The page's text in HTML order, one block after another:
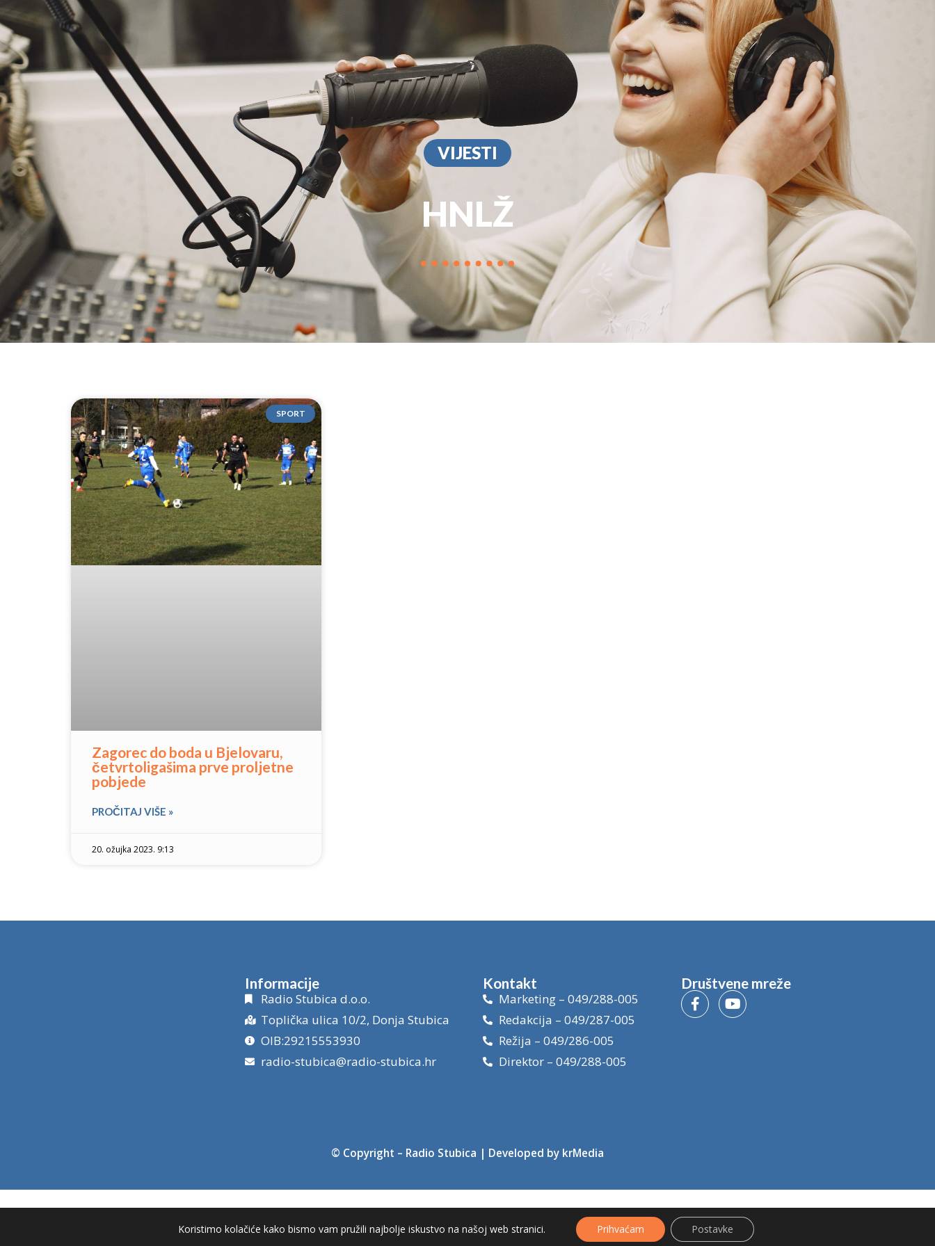
PROGRAM MARKETING KONTAKT DOKUMENTI
VIJESTI
HNLŽ
SPORT
Zagorec do boda u Bjelovaru,
četvrtoligašima prve proljetne
pobjede
PROČITAJ VIŠE »
20. ožujka 2023. 9:13
Informacije
Radio Stubica d.o.o.
Toplička ulica 10/2, Donja Stubica
OIB:29215553930
radio-stubica@radio-stubica.hr
Kontakt
Marketing – 049/288-005
Redakcija – 049/287-005
Režija – 049/286-005
Direktor – 049/288-005
Društvene mreže
© Copyright – Radio Stubica | Developed by krMedia
Koristimo kolačiće kako bismo vam pružili najbolje iskustvo na našoj web stranici. Prihvaćam Postavke